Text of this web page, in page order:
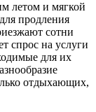
летом и мягкой
продления
сотни
спрос на услуги
для их
отдыхающих,